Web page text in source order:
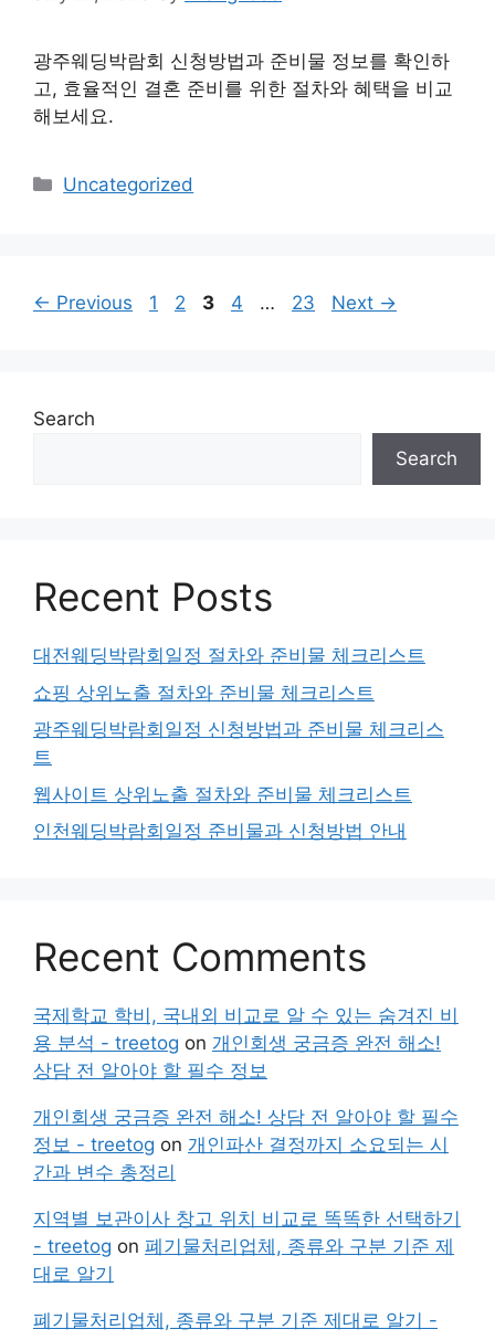
광주웨딩박람회 신청방법과 준비물 정보를 확인하
고, 효율적인 결혼 준비를 위한 절차와 혜택을 비교
해보세요.
Categories
Uncategorized
← Previous Page
1 Page
2 Page
3 Page
4 … Page
23 Next →
Search
Search
Recent Posts
대전웨딩박람회일정 절차와 준비물 체크리스트
쇼핑 상위노출 절차와 준비물 체크리스트
광주웨딩박람회일정 신청방법과 준비물 체크리스
트
웹사이트 상위노출 절차와 준비물 체크리스트
인천웨딩박람회일정 준비물과 신청방법 안내
Recent Comments
국제학교 학비, 국내외 비교로 알 수 있는 숨겨진 비
용 분석 - treetog on 개인회생 궁금증 완전 해소!
상담 전 알아야 할 필수 정보
개인회생 궁금증 완전 해소! 상담 전 알아야 할 필수
정보 - treetog on 개인파산 결정까지 소요되는 시
간과 변수 총정리
지역별 보관이사 창고 위치 비교로 똑똑한 선택하기
- treetog on 폐기물처리업체, 종류와 구분 기준 제
대로 알기
폐기물처리업체, 종류와 구분 기준 제대로 알기 -